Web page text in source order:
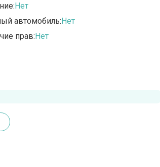
Нет
автомобиль:Нет
прав:Нет